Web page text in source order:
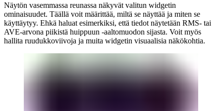
Näytön vasemmassa reunassa näkyvät valitun widgetin
ominaisuudet. Täällä voit määrittää, miltä se näyttää ja miten se
käyttäytyy. Ehkä haluat esimerkiksi, että tiedot näytetään RMS- tai
AVE-arvona piikistä huippuun -aaltomuodon sijasta. Voit myös
hallita ruudukkoviivoja ja muita widgetin visuaalisia näkökohtia.